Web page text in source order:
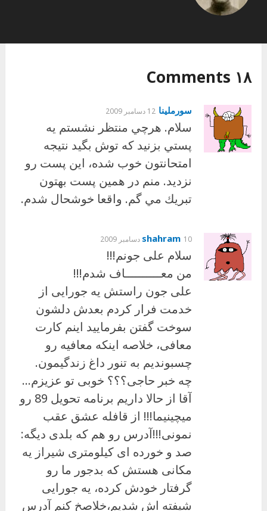
۱۸ Comments
سورملينا 12 دسامبر 2009
سلام. هرچي منتظر نشستم يه
پستي بزنيد كه توش بگيد نتيجه
امتحانتون خوب شده، اين پست رو
نزديد. منم در همين پست بهتون
تبريك مي گم. واقعا خوشحال شدم.
shahram 10 دسامبر 2009
سلام علی جونم!!!
من معــــــــــاف شدم!!!
علی جون راستش یه جورایی از
خدمت فرار کردم بعدش دلشون
سوخت گفتن بفرمایید اینم کارت
معافی، خلاصه اینکه معافیه رو
چسبوندیم به تنور داغ زندگیمون.
چه خبر حاجی؟؟؟ خوبی تو عزیزم…
آقا از حالا داریم برنامه تحویل 89 رو
میچینیما!!! از قافله عشق عقب
نمونی!!!آدرس رو هم که بلدی دیگه:
صد و خورده ای کیلومتری شیراز یه
مکانی هستش که بدجور ما رو
گرفتار خودش کرده، یه جورایی
شیفته اش شدیم،خلاصخ کنم آدرس